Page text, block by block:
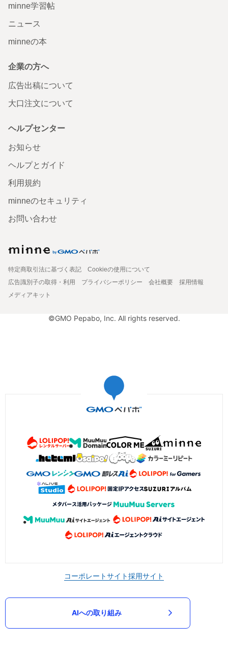
minne学習帖
ニュース
minneの本
企業の方へ
広告出稿について
大口注文について
ヘルプセンター
お知らせ
ヘルプとガイド
利用規約
minneのセキュリティ
お問い合わせ
特定商取引法に基づく表記
Cookieの使用について
広告識別子の取得・利用
プライバシーポリシー 会社概要
採用情報
メディアキット
©GMO Pepabo, Inc. All rights reserved.
コーポレートサイト採用サイト
AIへの取り組み